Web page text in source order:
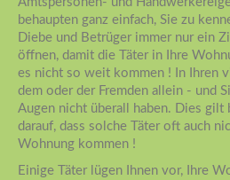
behaupten ganz einfach, Sie zu
Diebe und Betrüger immer nur ein
öffnen, damit die Täter in Ihre
es nicht so weit kommen ! In Ihren
dem oder der Fremden allein - und
Augen nicht überall haben. Dies gilt
darauf, dass solche Täter oft auch
Wohnung kommen !
Einige Täter lügen Ihnen vor, Ihre